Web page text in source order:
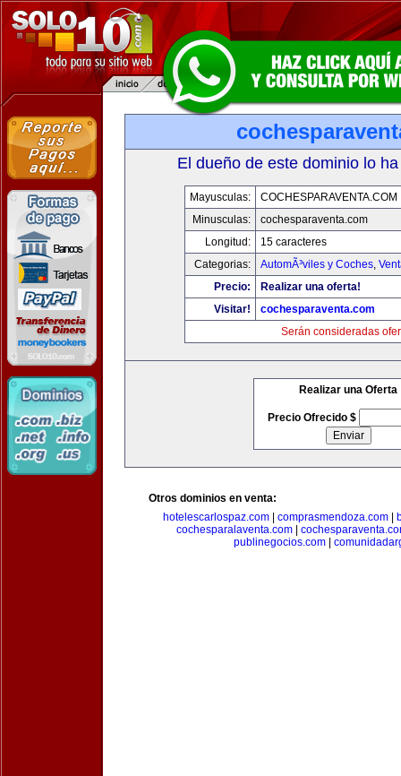
El dueño de este dominio lo
Mayusculas:
COCHESPARAVENTA.COM
Minusculas:
cochesparaventa.com
Longitud:
15 caracteres
Categorias:
AutomÃ³viles y Coches,
Precio:
Realizar una oferta!
Visitar!
cochesparaventa.com
Serán consideradas
Realizar una Oferta
Precio Ofrecido $
Otros dominios en venta:
hotelescarlospaz.com| comprasmendoza.com|
cochesparalaventa.com
publinegocios.com|